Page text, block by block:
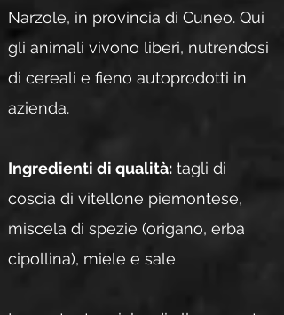
Narzole, in provincia di Cuneo. Qui
gli animali vivono liberi, nutrendosi
di cereali e fieno autoprodotti in
azienda.
Ingredienti di qualità: tagli di
coscia di vitellone piemontese,
miscela di spezie (origano, erba
cipollina), miele e sale